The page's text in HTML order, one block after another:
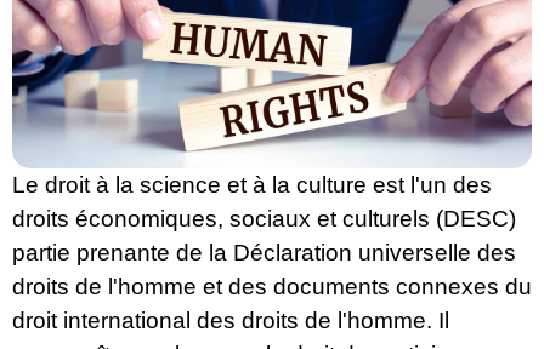
Le droit à la science et à la culture est l'un des
droits économiques, sociaux et culturels (DESC)
partie prenante de la Déclaration universelle des
droits de l'homme et des documents connexes du
droit international des droits de l'homme. Il